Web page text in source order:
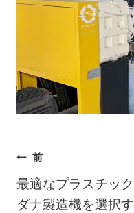
投
稿
前
最適なプラスチック
ダナ製造機を選択す